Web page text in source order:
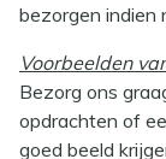
bezorgen indien
Voorbeelden
Bezorg ons
opdrachten of
goed beeld